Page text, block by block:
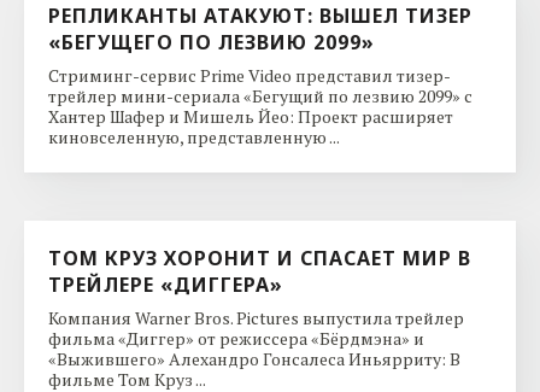
РЕПЛИКАНТЫ АТАКУЮТ: ВЫШЕЛ ТИЗЕР
«БЕГУЩЕГО ПО ЛЕЗВИЮ 2099»
Стриминг-сервис Prime Video представил тизер-
трейлер мини-сериала «Бегущий по лезвию 2099» с
Хантер Шафер и Мишель Йео: Проект расширяет
киновселенную, представленную ...
ТОМ КРУЗ ХОРОНИТ И СПАСАЕТ МИР В
ТРЕЙЛЕРЕ «ДИГГЕРА»
Компания Warner Bros. Pictures выпустила трейлер
фильма «Диггер» от режиссера «Бёрдмэна» и
«Выжившего» Алехандро Гонсалеса Иньярриту: В
фильме Том Круз ...